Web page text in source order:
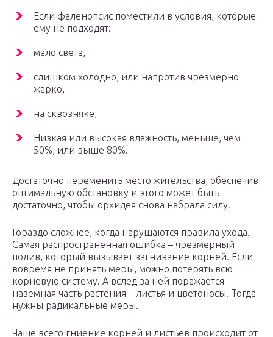
Если фаленопсис поместили в условия, которые
ему не подходят:
мало света,
слишком холодно, или напротив чрезмерно
жарко,
на сквозняке,
Низкая или высокая влажность, меньше, чем
50%, или выше 80%.
Достаточно переменить место жительства, обеспечив
оптимальную обстановку и этого может быть
достаточно, чтобы орхидея снова набрала силу.
Гораздо сложнее, когда нарушаются правила ухода.
Самая распространенная ошибка – чрезмерный
полив, который вызывает загнивание корней. Если
вовремя не принять меры, можно потерять всю
корневую систему. А вслед за ней поражается
наземная часть растения – листья и цветоносы. Тогда
нужны радикальные меры.
Чаще всего гниение корней и листьев происходит от